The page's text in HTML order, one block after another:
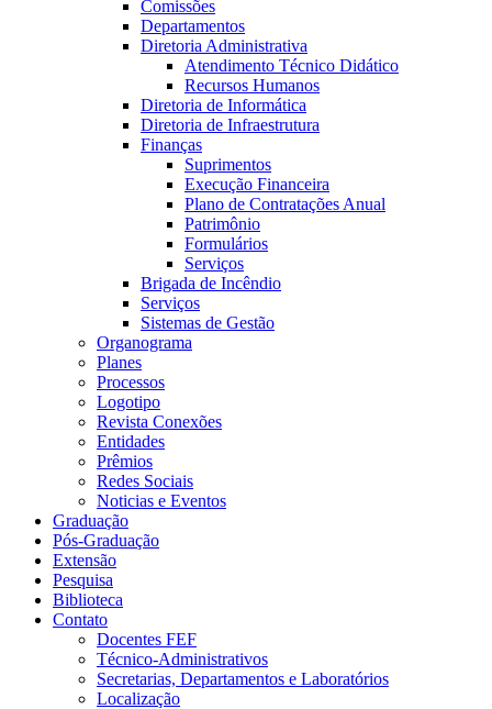
Comissões
Departamentos
Diretoria Administrativa
Atendimento Técnico Didático
Recursos Humanos
Diretoria de Informática
Diretoria de Infraestrutura
Finanças
Suprimentos
Execução Financeira
Plano de Contratações Anual
Patrimônio
Formulários
Serviços
Brigada de Incêndio
Serviços
Sistemas de Gestão
Organograma
Planes
Processos
Logotipo
Revista Conexões
Entidades
Prêmios
Redes Sociais
Noticias e Eventos
Graduação
Pós-Graduação
Extensão
Pesquisa
Biblioteca
Contato
Docentes FEF
Técnico-Administrativos
Secretarias, Departamentos e Laboratórios
Localização